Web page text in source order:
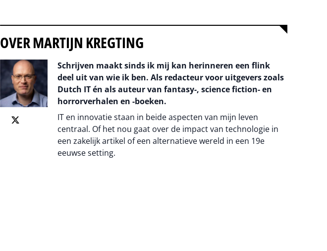
OVER MARTIJN KREGTING
Schrijven maakt sinds ik mij kan herinneren een flink
deel uit van wie ik ben. Als redacteur voor uitgevers zoals
Dutch IT én als auteur van fantasy-, science fiction- en
horrorverhalen en -boeken.
IT en innovatie staan in beide aspecten van mijn leven
centraal. Of het nou gaat over de impact van technologie in
een zakelijk artikel of een alternatieve wereld in een 19e
eeuwse setting.